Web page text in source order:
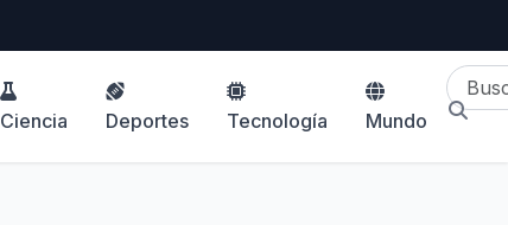
Ciencia Deportes Tecnología Mundo